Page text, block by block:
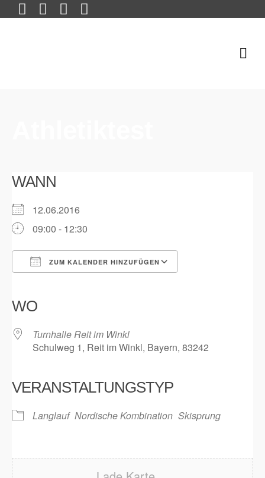
WANN
12.06.2016
09:00 - 12:30
ZUM KALENDER HINZUFÜGEN
WO
Turnhalle Reit im Winkl
Schulweg 1, Reit im Winkl, Bayern, 83242
VERANSTALTUNGSTYP
Langlauf Nordische Kombination Skisprung